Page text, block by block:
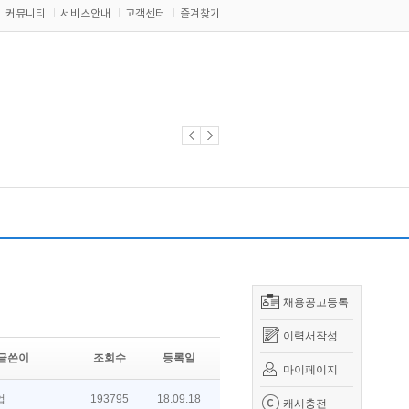
커뮤니티 서비스안내 고객센터 즐겨찾기
채용공고등록
이력서작성
마이페이지
캐시충전
쓴이 조회수 등록일
193795 18.09.18